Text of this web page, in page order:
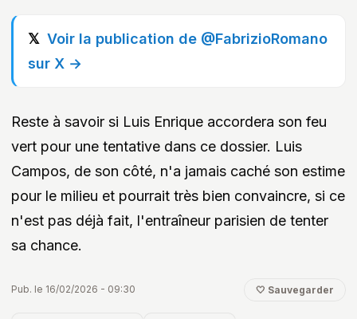
Voir la publication de @FabrizioRomano
sur X →
Reste à savoir si Luis Enrique accordera son feu
vert pour une tentative dans ce dossier. Luis
Campos, de son côté, n'a jamais caché son estime
pour le milieu et pourrait très bien convaincre, si ce
n'est pas déjà fait, l'entraîneur parisien de tenter
sa chance.
Pub. le 16/02/2026 - 09:30 🤍 Sauvegarder